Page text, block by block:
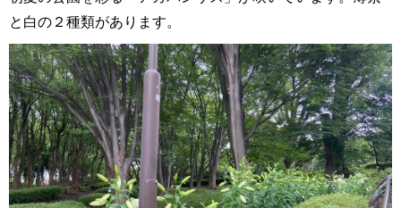
と白の２種類があります。